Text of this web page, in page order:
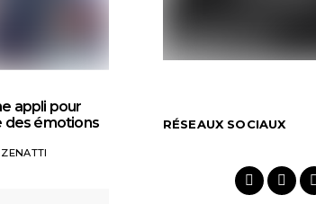
appli pour
des émotions
RÉSEAUX SOCIAUX